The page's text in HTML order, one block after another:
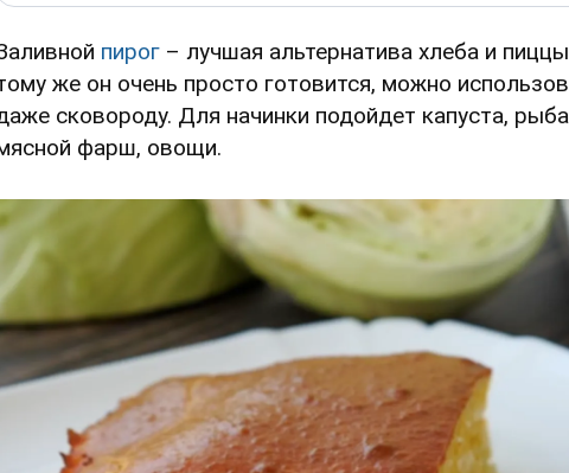
пирог – лучшая альтернатива хлеба и
же он очень просто готовится, можно
сковороду. Для начинки подойдет капуста,
фарш, овощи.